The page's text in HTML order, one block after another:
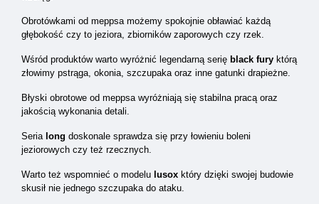
Obrotówkami od meppsa możemy spokojnie obławiać każdą
głębokość czy to jeziora, zbiorników zaporowych czy rzek.
Wśród produktów warto wyróżnić legendarną serię black fury którą
złowimy pstrąga, okonia, szczupaka oraz inne gatunki drapieżne.
Błyski obrotowe od meppsa wyróżniają się stabilna pracą oraz
jakością wykonania detali.
Seria long doskonale sprawdza się przy łowieniu boleni
jeziorowych czy też rzecznych.
Warto też wspomnieć o modelu lusox który dzięki swojej budowie
skusił nie jednego szczupaka do ataku.